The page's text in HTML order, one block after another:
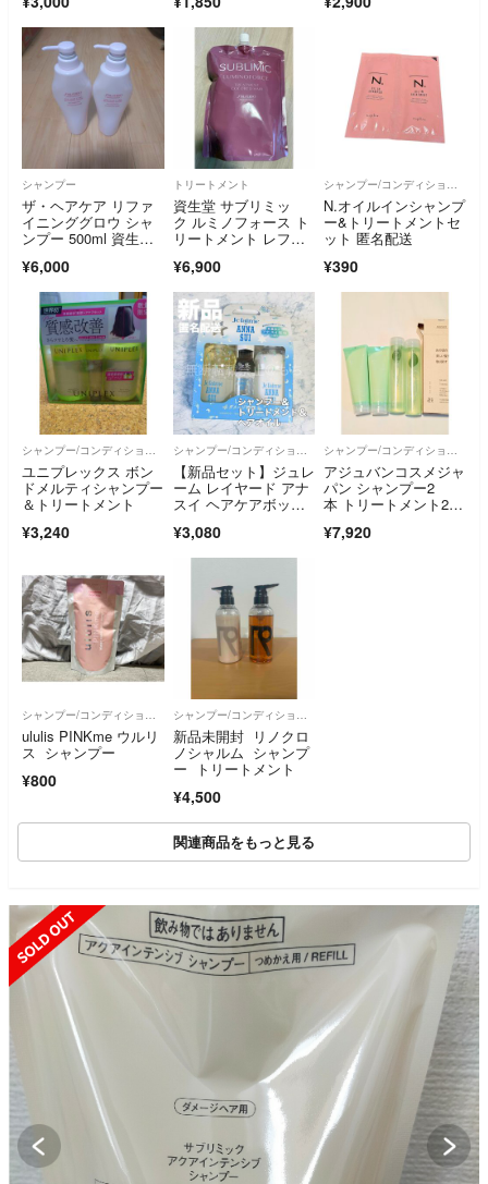
シャンプー
ザ・ヘアケア リファ
イニンググロウ シャ
ンプー 500ml 資生堂
¥6,000
トリートメント
資生堂 サブリミッ
ク ルミノフォース ト
リートメント レフィ
¥6,900
シャンプー/コンディショナーセット
N.オイルインシャンプ
ー&トリートメントセ
ット 匿名配送
¥390
シャンプー/コンディショナーセット
ユニプレックス ボン
ドメルティシャンプー
＆トリートメント
¥3,240
シャンプー/コンディショナーセット
【新品セット】ジュレ
ーム レイヤード アナ
スイ ヘアケアボック
ートメント＆ブースタ
ーオイル ANNA SUI
¥3,080
シャンプー/コンディショナーセット
アジュバンコスメジャ
パン シャンプー2
本 トリートメント2
¥7,920
シャンプー/コンディショナーセット
ululis PINKme ウルリ
ス シャンプー
¥800
シャンプー/コンディショナーセット
新品未開封 リノクロ
ノシャルム シャンプ
ー トリートメント
¥4,500
関連商品をもっと見る
SOLD OUT